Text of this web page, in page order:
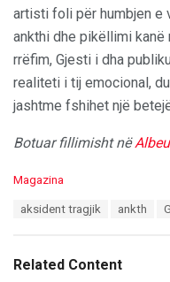
artisti foli për humbjen e
ankthi dhe pikëllimi kanë
rrëfim, Gjesti i dha
realiteti i tij emocional,
jashtme fshihet një
Botuar fillimisht nëAlbeu
C
o
r
Magazina
:
aksident tragjik ankth
Related Content